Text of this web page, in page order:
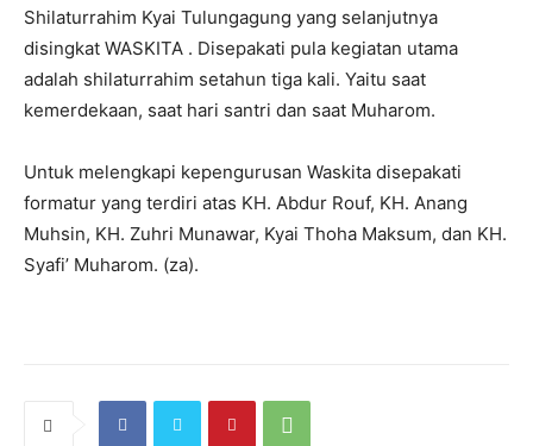
Shilaturrahim Kyai Tulungagung yang selanjutnya
disingkat WASKITA . Disepakati pula kegiatan utama
adalah shilaturrahim setahun tiga kali. Yaitu saat
kemerdekaan, saat hari santri dan saat Muharom.
Untuk melengkapi kepengurusan Waskita disepakati
formatur yang terdiri atas KH. Abdur Rouf, KH. Anang
Muhsin, KH. Zuhri Munawar, Kyai Thoha Maksum, dan KH.
Syafi’ Muharom. (za).